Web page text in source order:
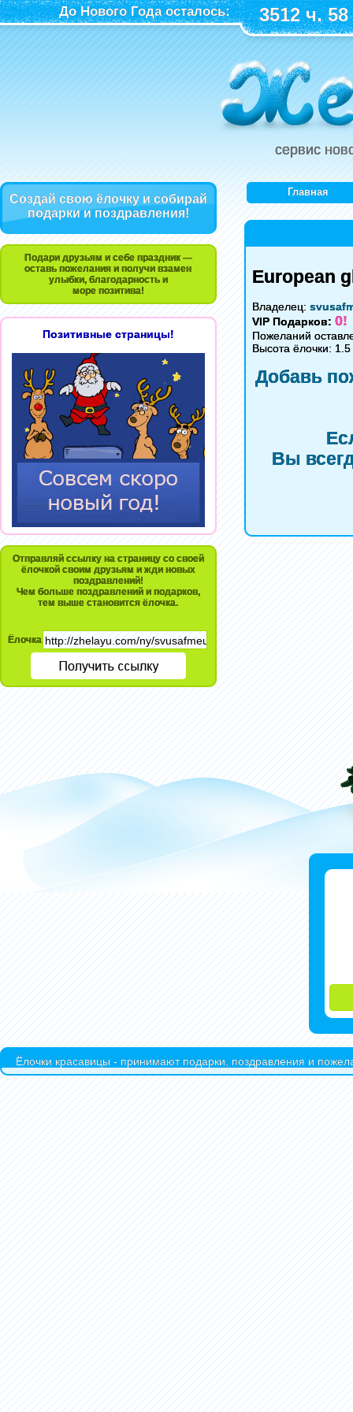
До Нового Года осталось: 3512 ч.
сервис
Создай свою ёлочку и собирай
подарки и поздравления!
Подари друзьям и себе праздник —
оставь пожелания и получи взамен
улыбки, благодарность и
море позитива!
Позитивные страницы!
Отправляй ссылку на страницу со своей
ёлочкой своим друзьям и жди новых
поздравлений!
Чем больше поздравлений и подарков,
тем выше становится ёлочка.
Ёлочка
Главная
European
Владелец:
VIP Подарков: 0!
Пожеланий
Высота ёлочки:
Добавь
Вы
Ёлочки красавицы - принимают подарки, поздравления и